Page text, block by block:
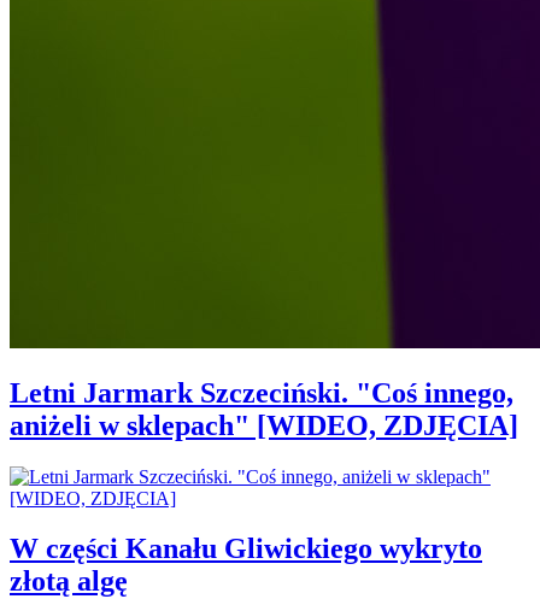
Letni Jarmark Szczeciński. "Coś innego,
aniżeli w sklepach" [WIDEO, ZDJĘCIA]
W części Kanału Gliwickiego wykryto
złotą algę